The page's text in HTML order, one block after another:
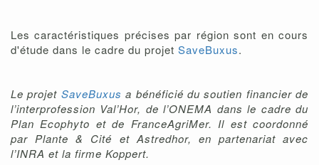
Les caractéristiques précises par région sont en cours
d'étude dans le cadre du projet SaveBuxus.
Le projet SaveBuxus a bénéficié du soutien financier de
l’interprofession Val’Hor, de l’ONEMA dans le cadre du
Plan Ecophyto et de FranceAgriMer. Il est coordonné
par Plante & Cité et Astredhor, en partenariat avec
l’INRA et la firme Koppert.